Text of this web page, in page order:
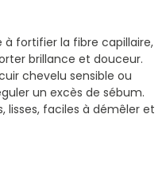
à fortifier la fibre capillaire,
brillance et douceur.
chevelu sensible ou
un excès de sébum.
lisses, faciles à démêler et